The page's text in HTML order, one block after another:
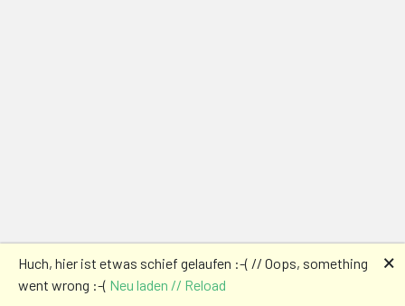
Huch, hier ist etwas schief gelaufen :-( // Oops, something
went wrong :-( Neu laden // Reload
🗙